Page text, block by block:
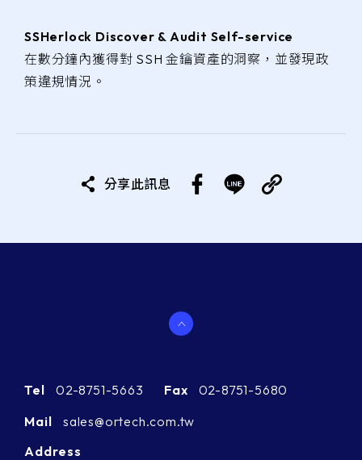
SSHerlock Discover & Audit Self-service
在數分鐘內獲得對 SSH 金鑰資產的洞察，並發現政
策違規情況。
分享此訊息
Tel 02-8751-5663 Fax
02-8751-5680
Mail
sales@ortech.com.tw
Address